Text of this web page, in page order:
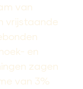
van
vrijstaande
en
zagen
van 3%